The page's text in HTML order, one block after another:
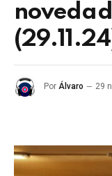
Por Álvaro 29